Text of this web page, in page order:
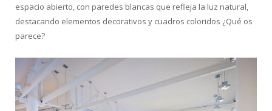
espacio abierto, con paredes blancas que refleja la luz natural,
destacando elementos decorativos y cuadros coloridos ¿Qué os
parece?